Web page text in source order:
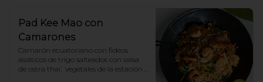
Pad Kee Mao con
Camarones
Camarón ecuatoriano con fideos
asiáticos de trigo salteados con salsa
de ostra thai,  vegetales de la estación y